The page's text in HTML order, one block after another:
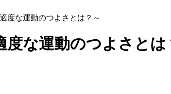
度な運動のつよさとは？～
度な運動のつよさとは